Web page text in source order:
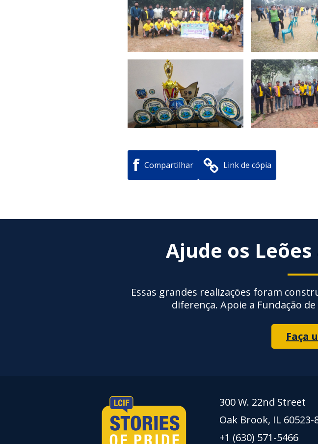
f Compartilhar Link de cópia
Ajude os
Essas grandes realizações foram
diferença. Apoie a Fundação
Faça
300 W. 22nd Street
Oak Brook, IL 60523-
+1 (630) 571-5466